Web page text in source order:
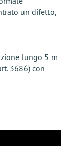
un difetto,
lungo 5 m
3686) con